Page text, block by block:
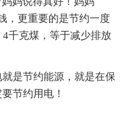
，更重要的是节约一度
千克煤，等于减少排放
是节约能源，就是在保
节约用电！